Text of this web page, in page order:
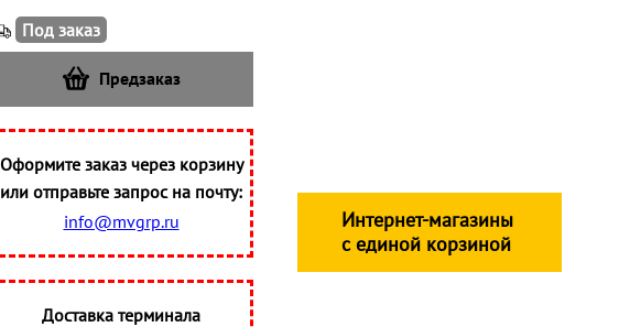
Под заказ
Предзаказ
Оформите заказ через корзину
или отправьте запрос на почту:
info@mvgrp.ru
Доставка терминала
Интернет-магазины
с единой корзиной